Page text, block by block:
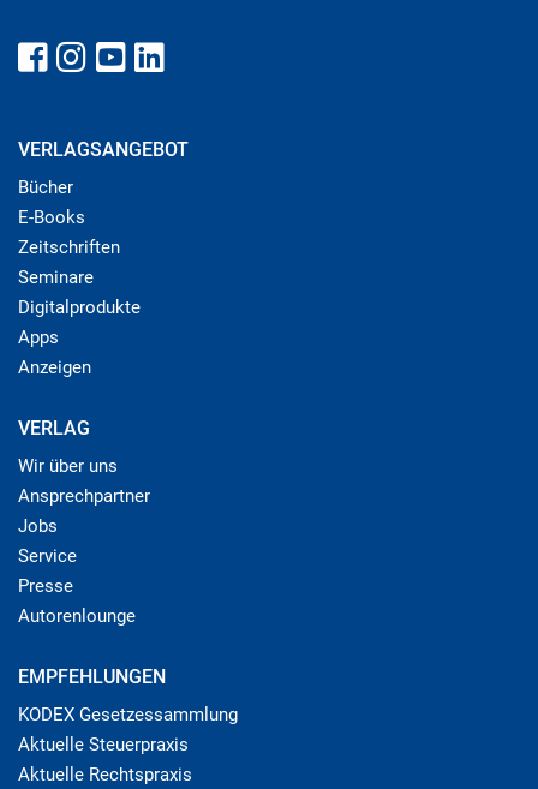
VERLAGSANGEBOT
Bücher
E-Books
Zeitschriften
Seminare
Digitalprodukte
Apps
Anzeigen
VERLAG
Wir über uns
Ansprechpartner
Jobs
Service
Presse
Autorenlounge
EMPFEHLUNGEN
KODEX Gesetzessammlung
Aktuelle Steuerpraxis
Aktuelle Rechtspraxis